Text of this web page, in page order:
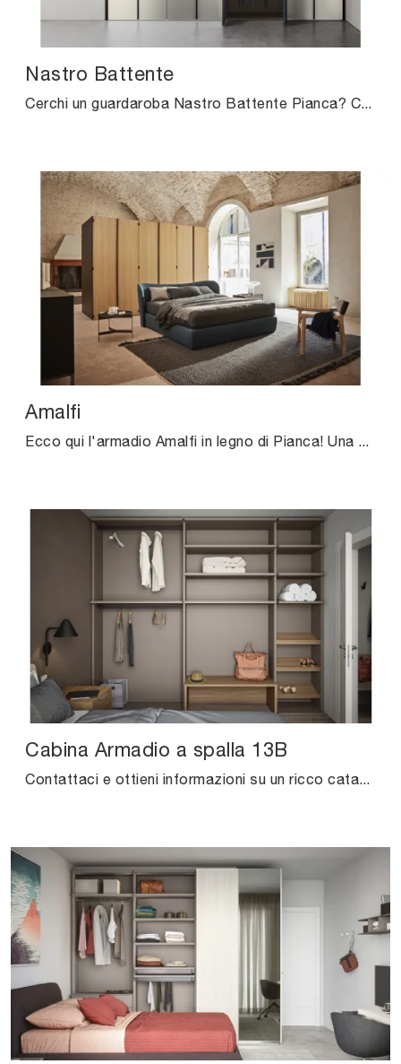
Nastro Battente
Cerchi un guardaroba Nastro Battente Pianca? Clicca subito! Gli armadi a muro con ante battenti ti aspettano.
Amalfi
Ecco qui l'armadio Amalfi in legno di Pianca! Una ricca gamma di armadi a muro con ante battenti.
Cabina Armadio a spalla 13B
Contattaci e ottieni informazioni su un ricco catalogo di Arredamento Casa per arredare la camera da letto avendo a disposizione mobili contenitori ...